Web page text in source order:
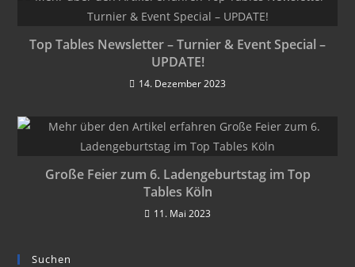
Top Tables Newsletter – Turnier & Event Special –
UPDATE!
14. Dezember 2023
Große Feier zum 6. Ladengeburtstag im Top
Tables Köln
11. Mai 2023
Suchen